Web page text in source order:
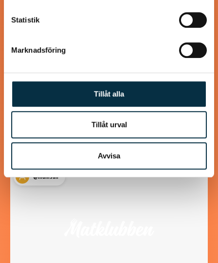
Statistik
Marknadsföring
Tillåt alla
Tillåt urval
Avvisa
Biff med örtsmör och
hasselbackspotatis
Hasselbackspotatis ser snygg ut och är alls inte svår att
@mumsan